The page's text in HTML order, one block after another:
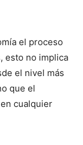
el proceso
esto no implica
el nivel más
que el
cualquier